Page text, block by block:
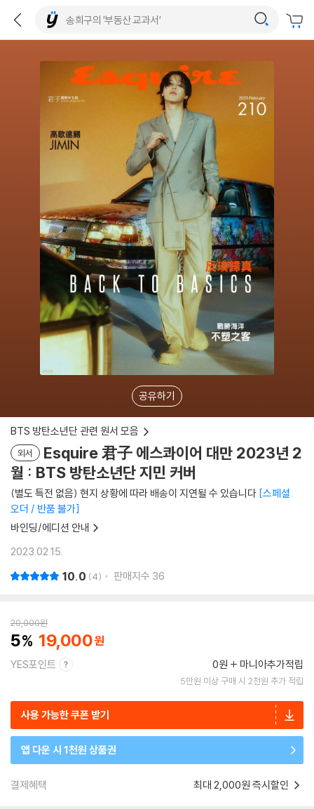
공유하기
BTS 방탄소년단 관련 원서 모음
외서
Esquire 君子 에스콰이어 대만 2023년 2
월 : BTS 방탄소년단 지민 커버
(별도 특전 없음) 현지 상황에 따라 배송이 지연될 수 있습니다 스페셜
오더 / 반품 불가
바인딩/에디션 안내
2023.02.15.
10.0 4 판매지수 36
20,000원
5 19,000
YES포인트 0원 마니아추가적립
5만원 이상 구매 시 2천원 추가 적립
사용 가능한 쿠폰 받기
앱 다운 시 1천원 상품권
결제혜택 최대 2,000원 즉시할인